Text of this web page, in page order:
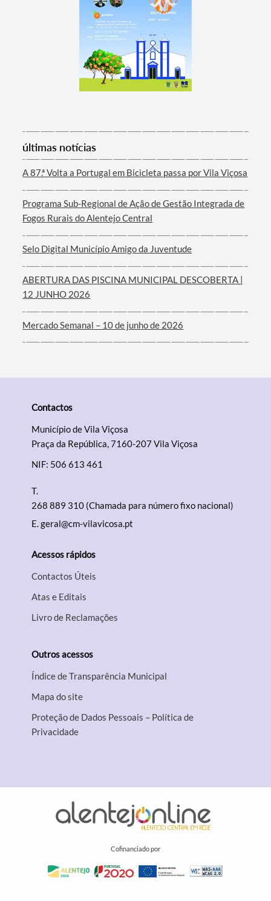
Termo de Pesquisa
Categorias gerais
Filtros
últimas notícias
A 87.ª Volta a Portugal em Bicicleta passa por Vila Viçosa
Programa Sub-Regional de Ação de Gestão Integrada de
Fogos Rurais do Alentejo Central
Selo Digital Município Amigo da Juventude
ABERTURA DAS PISCINA MUNICIPAL DESCOBERTA |
12 JUNHO 2026
Mercado Semanal – 10 de junho de 2026
Contactos
Município de Vila Viçosa
Praça da República, 7160-207 Vila Viçosa
NIF: 506 613 461
T.
268 889 310 (Chamada para número fixo nacional)
E.geral@cm-vilavicosa.pt
Acessos rápidos
Contactos Úteis
Atas e Editais
Livro de Reclamações
Outros acessos
Índice de Transparência Municipal
Mapa do site
Proteção de Dados Pessoais – Política de
Privacidade
Cofinanciado por